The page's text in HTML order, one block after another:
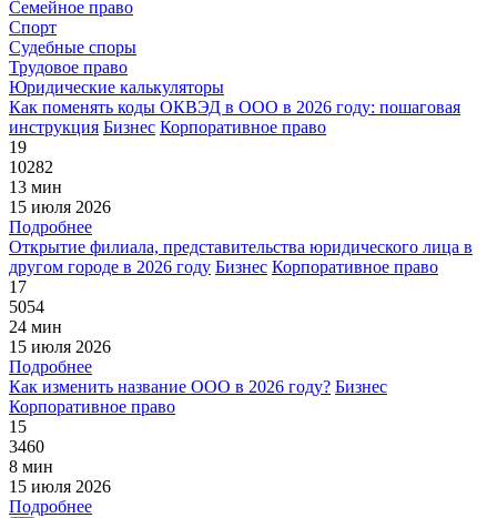
Семейное право
Спорт
Судебные споры
Трудовое право
Юридические калькуляторы
Как поменять коды ОКВЭД в ООО в 2026 году: пошаговая
инструкция Бизнес Корпоративное право
19
10282
13 мин
15 июля 2026
Подробнее
Открытие филиала, представительства юридического лица в
другом городе в 2026 году Бизнес Корпоративное право
17
5054
24 мин
15 июля 2026
Подробнее
Как изменить название ООО в 2026 году? Бизнес
Корпоративное право
15
3460
8 мин
15 июля 2026
Подробнее